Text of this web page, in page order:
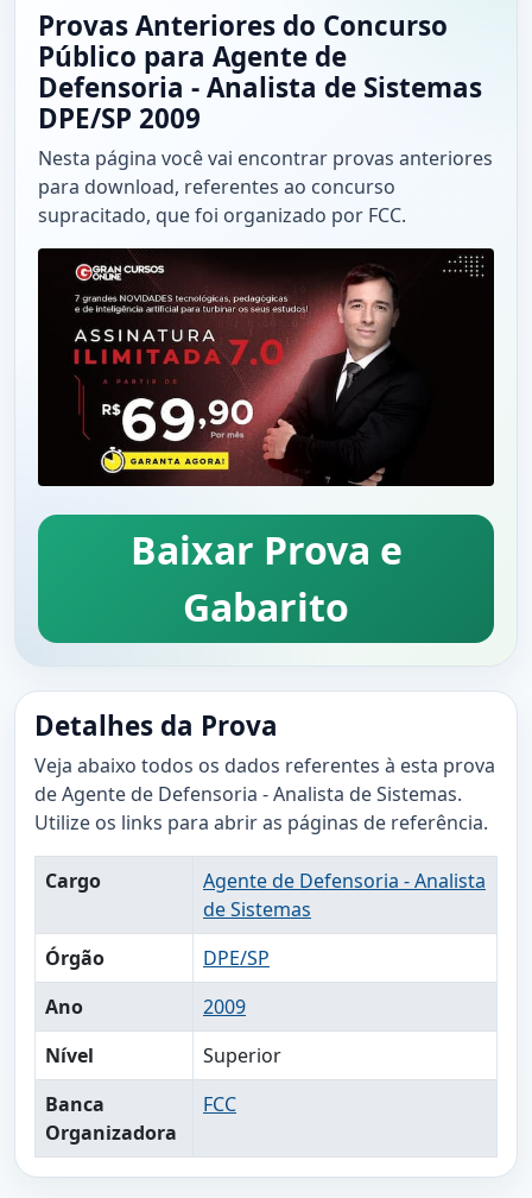
Provas Anteriores do Concurso
Público para Agente de
Defensoria - Analista de Sistemas
DPE/SP 2009
Nesta página você vai encontrar provas anteriores
para download, referentes ao concurso
supracitado, que foi organizado por FCC.
Baixar Prova e
Gabarito
Detalhes da Prova
Veja abaixo todos os dados referentes à esta prova
de Agente de Defensoria - Analista de Sistemas.
Utilize os links para abrir as páginas de referência.
Cargo
Agente de Defensoria - Analista
de Sistemas
Órgão
DPE/SP
Ano
2009
Nível
Superior
Banca
Organizadora
FCC